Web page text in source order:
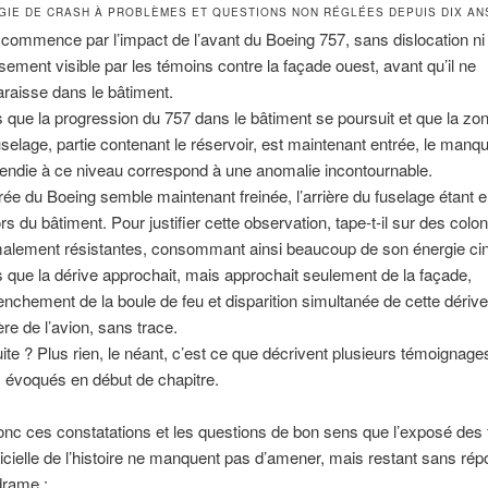
DE CRASH À PROBLÈMES ET QUESTIONS NON RÉGLÉES DEPUIS DIX
par l’impact de l’avant du Boeing 757, sans dislocation ni
visible par les témoins contre la façade ouest, avant qu’il ne
dans le bâtiment.
que la progression du 757 dans le bâtiment se poursuit et que la
partie contenant le réservoir, est maintenant entrée, le
à ce niveau correspond à une anomalie incontournable.
du Boeing semble maintenant freinée, l’arrière du fuselage étant
du bâtiment. Pour justifier cette observation, tape-t-il sur des
résistantes, consommant ainsi beaucoup de son énergie
que la dérive approchait, mais approchait seulement de la façade,
de la boule de feu et disparition simultanée de cette
de l’avion, sans trace.
? Plus rien, le néant, c’est ce que décrivent plusieurs
évoqués en début de chapitre.
ces constatations et les questions de bon sens que l’exposé des
de l’histoire ne manquent pas d’amener, mais restant sans
: